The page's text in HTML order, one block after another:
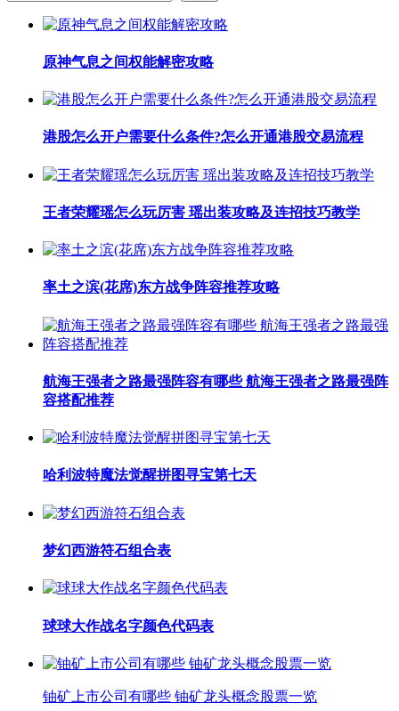
原神气息之间权能解密攻略
港股怎么开户需要什么条件?怎么开通港股交易流程
王者荣耀瑶怎么玩厉害 瑶出装攻略及连招技巧教学
率土之滨(花席)东方战争阵容推荐攻略
航海王强者之路最强阵容有哪些 航海王强者之路最强阵
容搭配推荐
哈利波特魔法觉醒拼图寻宝第七天
梦幻西游符石组合表
球球大作战名字颜色代码表
铀矿上市公司有哪些 铀矿龙头概念股票一览